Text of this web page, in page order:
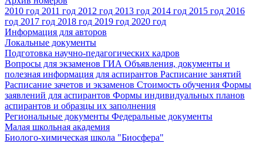
2010 год 2011 год 2012 год 2013 год 2014 год 2015 год 2016
год 2017 год 2018 год 2019 год 2020 год
Информация для авторов
Локальные документы
Подготовка научно-педагогических кадров
Вопросы для экзаменов ГИА Объявления, документы и
полезная информация для аспирантов Расписание занятий
Расписание зачетов и экзаменов Стоимость обучения Формы
заявлений для аспирантов Формы индивидуальных планов
аспирантов и образцы их заполнения
Региональные документы Федеральные документы
Малая школьная академия
Биолого-химическая школа "Биосфера"